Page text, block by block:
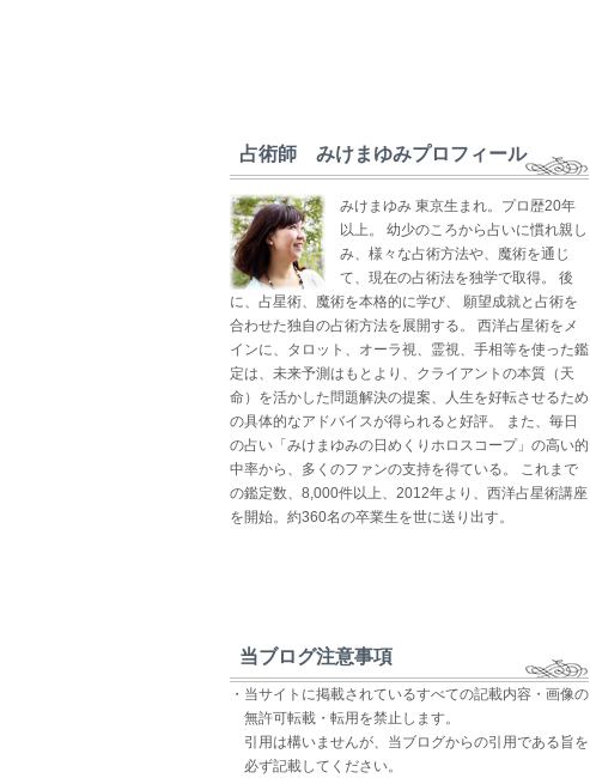
占術師 みけまゆみプロフィール
みけまゆみ 東京生まれ。プロ歴20年
以上。 幼少のころから占いに慣れ親し
み、様々な占術方法や、魔術を通じ
て、現在の占術法を独学で取得。 後
に、占星術、魔術を本格的に学び、 願望成就と占術を
合わせた独自の占術方法を展開する。 西洋占星術をメ
インに、タロット、オーラ視、霊視、手相等を使った鑑
定は、未来予測はもとより、クライアントの本質（天
命）を活かした問題解決の提案、人生を好転させるため
の具体的なアドバイスが得られると好評。 また、毎日
の占い「みけまゆみの日めくりホロスコープ」の高い的
中率から、多くのファンの支持を得ている。 これまで
の鑑定数、8,000件以上、2012年より、西洋占星術講座
を開始。約360名の卒業生を世に送り出す。
当ブログ注意事項
・当サイトに掲載されているすべての記載内容・画像の
無許可転載・転用を禁止します。
引用は構いませんが、当ブログからの引用である旨を
必ず記載してください。